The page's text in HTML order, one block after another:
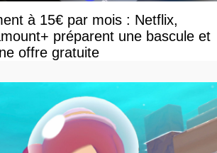
à 15€ par mois : Netflix,
préparent une bascule et
offre gratuite